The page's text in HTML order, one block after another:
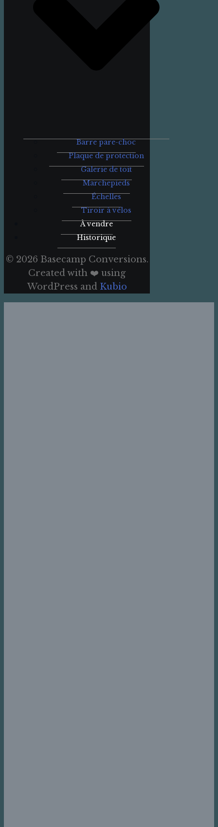
Barre pare-choc
Plaque de protection
Galerie de toit
Marchepieds
Échelles
Tiroir à vélos
À vendre
Historique
© 2026 Basecamp Conversions.
Created with ❤️ using
WordPress and Kubio